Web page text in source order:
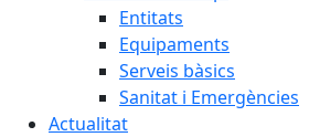
Entitats
Equipaments
Serveis bàsics
Sanitat i Emergències
Actualitat